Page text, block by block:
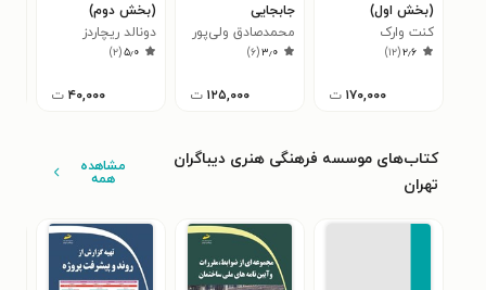
(بخش اول)
کنت وارک
۲٫۶(۱۲)
۱۷۰,۰۰۰ ت
جابجایی
محمدصادق ولی‌پور
۳٫۰(۶)
۱۲۵,۰۰۰ ت
(بخش دوم)
دونالد ریچاردز
۵٫۰(۲)
۴۰,۰۰۰ ت
کتاب‌های موسسه فرهنگی هنری دیباگران
تهران
مشاهده
همه